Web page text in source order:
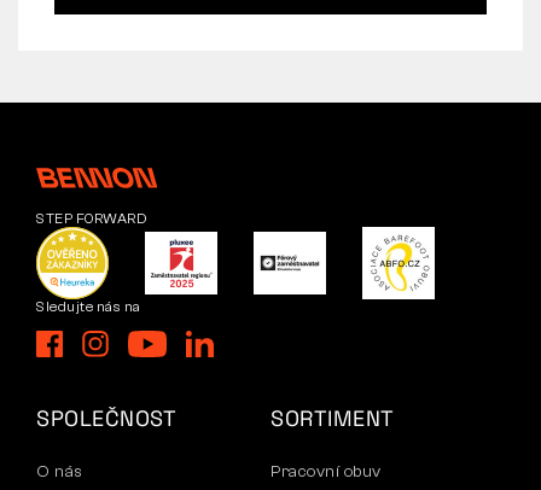
STEP FORWARD
Sledujte nás na
SPOLEČNOST
O nás
SORTIMENT
Pracovní obuv